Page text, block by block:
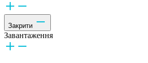
Закрити
Завантаження